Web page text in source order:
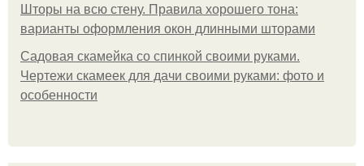
Шторы на всю стену. Правила хорошего тона:
варианты оформления окон длинными шторами
Садовая скамейка со спинкой своими руками.
Чертежи скамеек для дачи своими руками: фото и
особенности